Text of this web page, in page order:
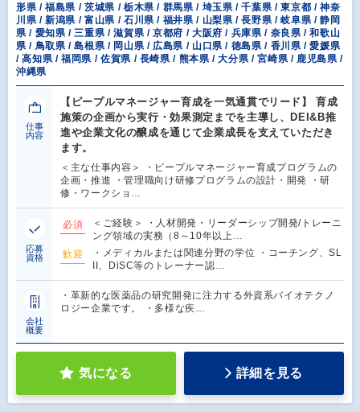
形県 / 福島県 / 茨城県 / 栃木県 / 群馬県 / 埼玉県 / 千葉県 / 東京都 / 神奈
川県 / 新潟県 / 富山県 / 石川県 / 福井県 / 山梨県 / 長野県 / 岐阜県 / 静岡
県 / 愛知県 / 三重県 / 滋賀県 / 京都府 / 大阪府 / 兵庫県 / 奈良県 / 和歌山
県 / 鳥取県 / 島根県 / 岡山県 / 広島県 / 山口県 / 徳島県 / 香川県 / 愛媛県
/ 高知県 / 福岡県 / 佐賀県 / 長崎県 / 熊本県 / 大分県 / 宮崎県 / 鹿児島県 /
沖縄県
仕事
内容
【ピープルマネージャー育成を一気通貫でリード】 育成
施策の企画から実行・効果測定までを主導し、DEI&B推
進や企業文化の醸成を通じて企業成長を支えていただき
ます。
＜主な仕事内容＞ ・ピープルマネージャー育成プログラムの
企画・推進 ・管理職向け研修プログラムの設計・開発 ・研
修・ワークショ…
応募
資格
必須
＜ご経験＞ ・人材開発・リーダーシップ開発/トレーニ
ング領域の実務（8～10年以上…
歓迎
・メディカルまたは関連分野の学位 ・コーチング、SL
II、DiSC等のトレーナー認…
会社
概要
・革新的な医薬品の研究開発に注力する外資系バイオテクノ
ロジー企業です。 ・多様な疾…
気になる 詳細を見る